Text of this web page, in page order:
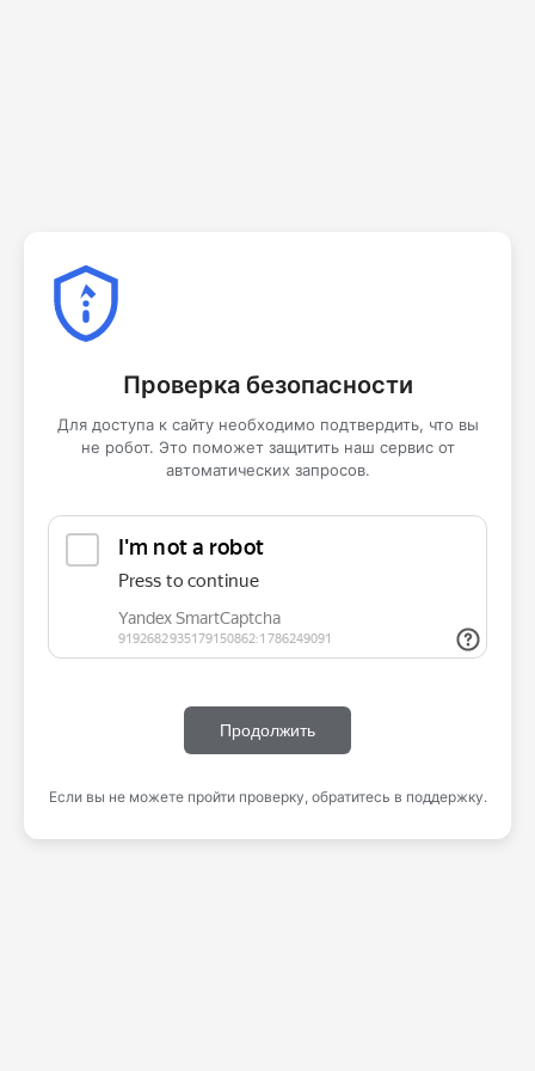
Проверка безопасности
Для доступа к сайту необходимо подтвердить, что вы
не робот. Это поможет защитить наш сервис от
автоматических запросов.
Продолжить
Если вы не можете пройти проверку, обратитесь в поддержку.